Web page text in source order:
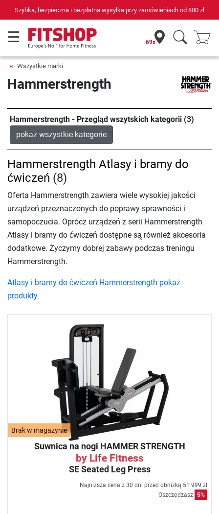
Szybka, bezpieczna i bezpłatna wysyłka przy zamówieniach od 800 zł
69x
Wszystkie marki
Hammerstrength
Hammerstrength - Przegląd wszytskich kategorii (3)
pokaż wszystkie kategorie
Brak w magazynie
Suwnica na nogi HAMMER STRENGTH
by Life Fitness
SE Seated Leg Press
Najniższa cena z 30 dni przed obniżką 51 999 zł
Oszczędzasz 5%
Hammerstrength Atlasy i bramy do
ćwiczeń (8)
Oferta Hammerstrength zawiera wiele wysokiej jakości
urządzeń przeznaczonych do poprawy sprawności i
samopoczucia. Oprócz urządzeń z serii Hammerstrength
Atlasy i bramy do ćwiczeń dostępne są również akcesoria
dodatkowe. Życzymy dobrej zabawy podczas treningu
Hammerstrength.
Atlasy i bramy do ćwiczeń Hammerstrength pokaż
produkty